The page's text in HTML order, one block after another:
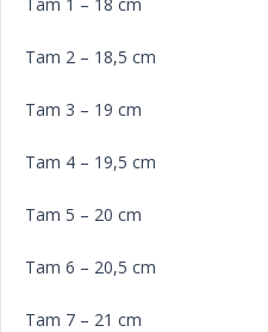
Tam 2 – 18,5 cm
Tam 3 – 19 cm
Tam 4 – 19,5 cm
Tam 5 – 20 cm
Tam 6 – 20,5 cm
Tam 7 – 21 cm